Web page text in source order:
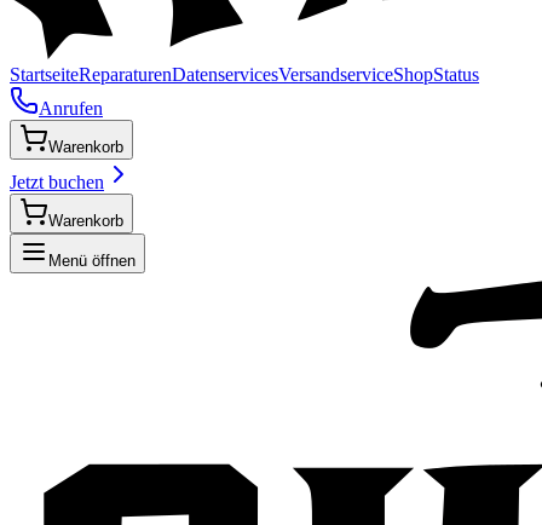
StartseiteReparaturenDatenservicesVersandserviceShopStatus
Anrufen
Warenkorb
Jetzt buchen
Warenkorb
Menü öffnen